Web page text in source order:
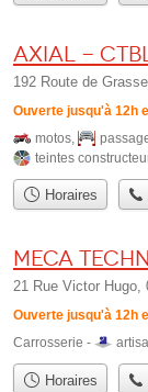
Axial -
192 Route de
Ouverte jusqu'à 12h
motos,
teintes
Horaires
Meca
21 Rue Victor Hugo,
Ouverte jusqu'à 12h
Carrosserie -
Horaires